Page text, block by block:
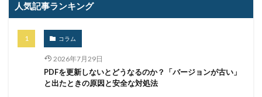
人気記事ランキング
コラム
2026年7月29日
PDFを更新しないとどうなるのか？「バージョンが古い」
と出たときの原因と安全な対処法